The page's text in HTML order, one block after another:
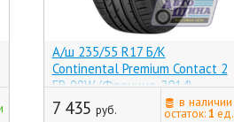
А/ш 235/55 R17 Б/К
Continental Premium Contact 2
FR 99W (Франция, 2014)
7 435 руб.
в наличии
остаток:1 ед.